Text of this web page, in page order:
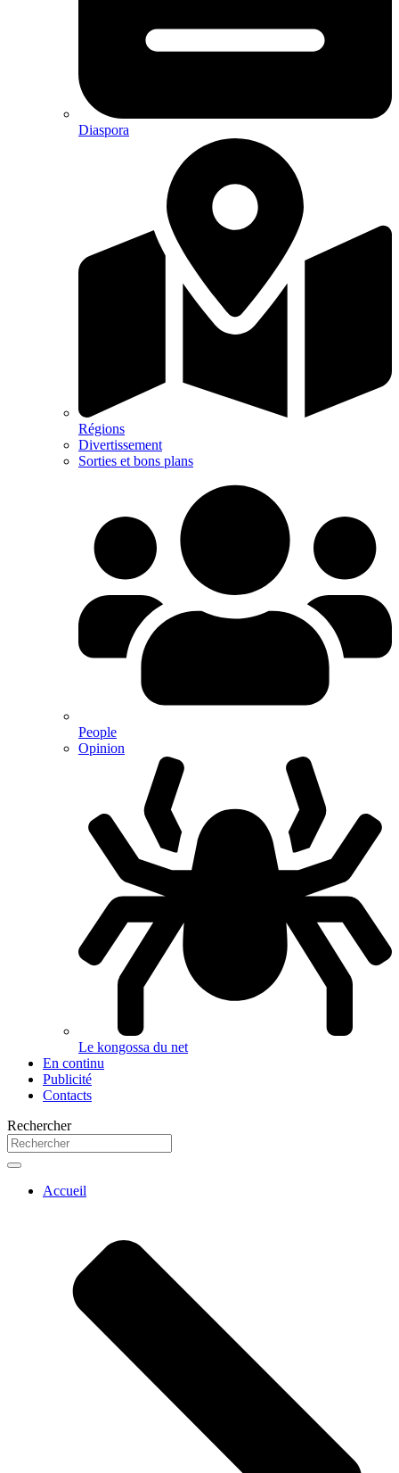
Diaspora
Régions
Divertissement
Sorties et bons plans
People
Opinion
Le kongossa du net
En continu
Publicité
Contacts
Rechercher
Accueil